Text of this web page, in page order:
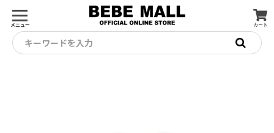
メニュー カート
キーワードを入力